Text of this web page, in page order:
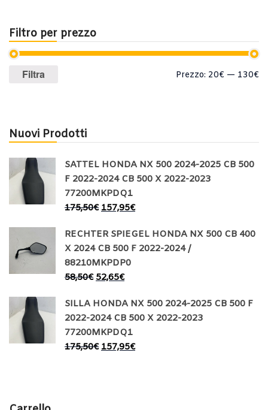
Filtro per prezzo
Prezzo
Prezzo
Filtra Prezzo: 20€ — 130€
Nuovi Prodotti
SATTEL HONDA NX 500 2024-2025 CB 500
F 2022-2024 CB 500 X 2022-2023
77200MKPDQ1
175,50€ 157,95€
RECHTER SPIEGEL HONDA NX 500 CB 400
X 2024 CB 500 F 2022-2024 /
88210MKPDP0
58,50€ 52,65€
SILLA HONDA NX 500 2024-2025 CB 500 F
2022-2024 CB 500 X 2022-2023
77200MKPDQ1
175,50€ 157,95€